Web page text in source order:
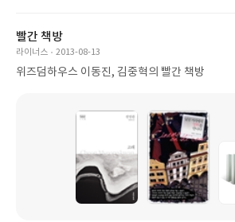
빨간 책방
라이너스 2013-08-13
위즈덤하우스 이동진, 김중혁의 빨간 책방